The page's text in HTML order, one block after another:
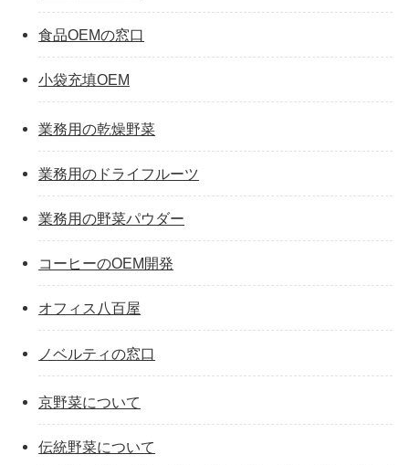
食品OEMの窓口
小袋充填OEM
業務用の乾燥野菜
業務用のドライフルーツ
業務用の野菜パウダー
コーヒーのOEM開発
オフィス八百屋
ノベルティの窓口
京野菜について
伝統野菜について